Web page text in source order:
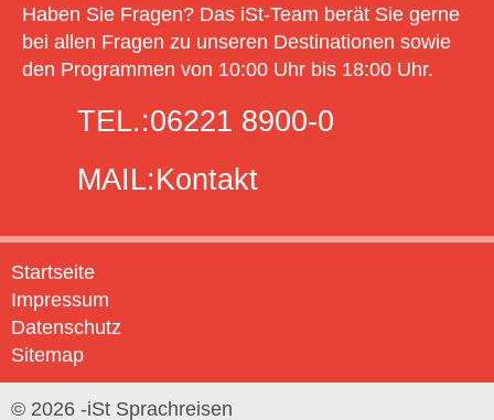
Haben Sie Fragen? Das iSt-Team berät Sie gerne
bei allen Fragen zu unseren Destinationen sowie
den Programmen von 10:00 Uhr bis 18:00 Uhr.
TEL.:06221 8900-0
MAIL:Kontakt
Startseite
Impressum
Datenschutz
Sitemap
© 2026 -iSt Sprachreisen